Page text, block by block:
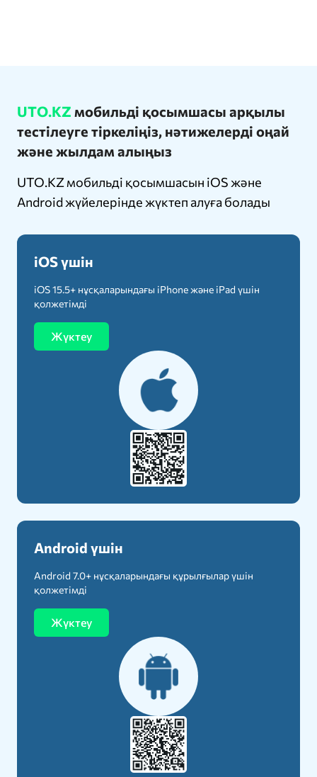
UTO.KZ мобильді қосымшасы арқылы
тестілеуге тіркеліңіз, нәтижелерді оңай
және жылдам алыңыз
UTO.KZ мобильді қосымшасын iOS және
Android жүйелерінде жүктеп алуға болады
iOS үшін
iOS 15.5+ нұсқаларындағы iPhone және iPad үшін
қолжетімді
Жүктеу
Android үшін
Android 7.0+ нұсқаларындағы құрылғылар үшін
қолжетімді
Жүктеу